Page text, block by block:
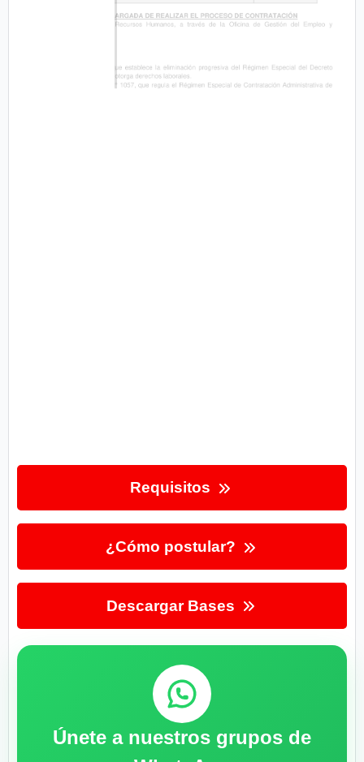
Requisitos
¿Cómo postular?
Descargar Bases
Únete a nuestros grupos de